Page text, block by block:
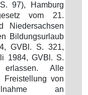
97), Hamburg
vom 21.
Bildungsurlaub
GVBl. S. 321,
1984, GVBl. S.
erlassen. Alle
Freistellung von
an